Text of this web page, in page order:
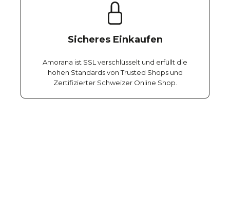
Sicheres Einkaufen
Amorana ist SSL verschlüsselt und erfüllt die
hohen Standards von Trusted Shops und
Zertifizierter Schweizer Online Shop.